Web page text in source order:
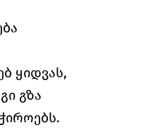
ყიდვას,
გზა